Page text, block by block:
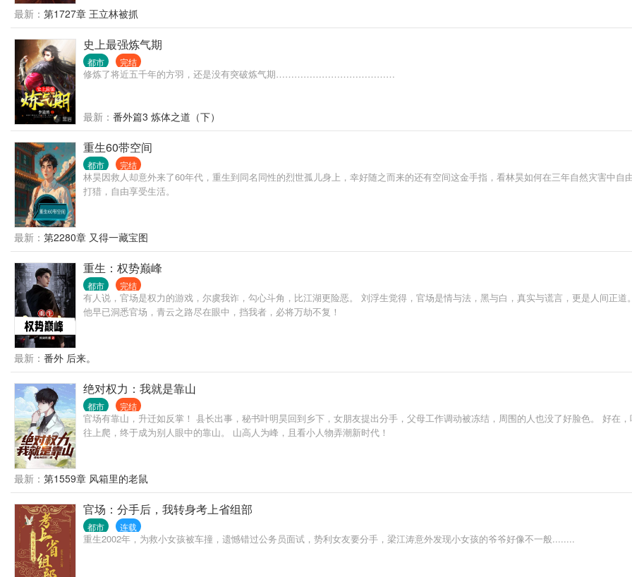
最新： 第1727章 王立林被抓
史上最强炼气期
都市 完结
修炼了将近五千年的方羽，还是没有突破炼气期…………………………………
最新： 番外篇3 炼体之道（下）
重生60带空间
都市 完结
林昊因救人却意外来了60年代，重生到同名同性的烈世孤儿身上，幸好随之而来的还有空间这金手指，看林昊如何在三年自然灾害中
打猎，自由享受生活。
最新： 第2280章 又得一藏宝图
重生：权势巅峰
都市 完结
有人说，官场是权力的游戏，尔虞我诈，勾心斗角，比江湖更险恶。 刘浮生觉得，官场是情与法，黑与白，真实与谎言，更是人间正
他早已洞悉官场，青云之路尽在眼中，挡我者，必将万劫不复！
最新： 番外 后来。
绝对权力：我就是靠山
都市 完结
官场有靠山，升迁如反掌！ 县长出事，秘书叶明昊回到乡下，女朋友提出分手，父母工作调动被冻结，周围的人也没了好脸色。 好在
往上爬，终于成为别人眼中的靠山。 山高人为峰，且看小人物弄潮新时代！
最新： 第1559章 风箱里的老鼠
官场：分手后，我转身考上省组部
都市 连载
重生2002年，为救小女孩被车撞，遗憾错过公务员面试，势利女友要分手，梁江涛意外发现小女孩的爷爷好像不一般........